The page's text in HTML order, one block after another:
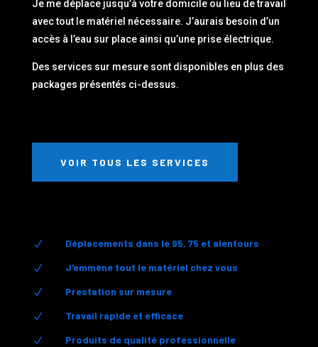
Je me déplace jusqu’à votre domicile ou lieu de travail
avec tout le matériel nécessaire. J’aurais besoin d’un
accès à l’eau sur place ainsi qu’une prise électrique.
Des services sur mesure sont disponibles en plus des
packages présentés ci-dessus.
VOIR TOUS LES SERVICES
N Déplacements dans le 95, 75 et alentours
N J'emmène tout le matériel chez vous
N Prestation sur mesure
N Travail rapide et efficace
N Produits de qualité professionnelle